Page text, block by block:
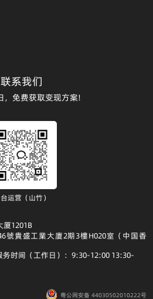
联系我们
，免费获取变现方案!
运营（山竹）
厦1201B
號貴盛工業大廈2期3樓H020室（中国香
务时间（工作日）：9:30-12:00 13:30-
粤公网安备 44030502010222号